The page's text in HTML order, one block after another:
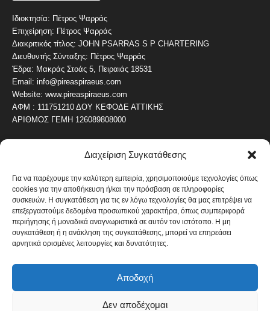
Διαχείριση Συγκατάθεσης
Για να παρέχουμε την καλύτερη εμπειρία, χρησιμοποιούμε τεχνολογίες όπως
cookies για την αποθήκευση ή/και την πρόσβαση σε πληροφορίες
συσκευών. Η συγκατάθεση για τις εν λόγω τεχνολογίες θα μας επιτρέψει να
επεξεργαστούμε δεδομένα προσωπικού χαρακτήρα, όπως συμπεριφορά
περιήγησης ή μοναδικά αναγνωριστικά σε αυτόν τον ιστότοπο. Η μη
συγκατάθεση ή η ανάκληση της συγκατάθεσης, μπορεί να επηρεάσει
αρνητικά ορισμένες λειτουργίες και δυνατότητες.
Αποδοχή
Δεν αποδέχομαι
Ιδιοκτησία: Πέτρος Ψαρράς
Επιχείρηση: Πέτρος Ψαρράς
Διακριτικός τίτλος: JOHN PSARRAS S P CHARTERING
Διευθυντής Σύνταξης: Πέτρος Ψαρράς
Έδρα: Μακράς Στοάς 5, Πειραιάς 18531
Email: info@pireaspiraeus.com
Website: www.pireaspiraeus.com
ΑΦΜ : 111751210 ΔΟΥ ΚΕΦΟΔΕ ΑΤΤΙΚΗΣ
ΑΡΙΘΜΟΣ ΓΕΜΗ 126089808000
ΔΗΜΟΦΙΛΗ ΚΑΤΗΓΟΡΙΑ
ΝΕΑ ΤΟΥ ΠΕΙΡΑΙΑ
ΟΛΥΜΠΙΑΚΟΣ
ΑΛΛΑ ΚΟΙΝΩΝΙΚΑ
ΕΙΔΗΣΕΙΣ ΝΑΥΤΙΛΙΑ
ΟΙΚΟΝΟΜΙΚΑ
ΚΑΛΛΙΤΕΧΝΙΚΑ 822